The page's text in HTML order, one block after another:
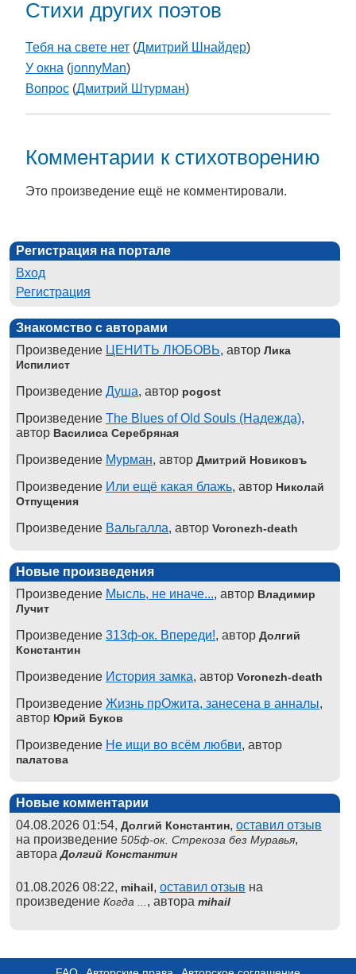
Стихи других поэтов
Тебя на свете нет (Дмитрий Шнайдер)
У окна (jonnyMan)
Вопрос (Дмитрий Штурман)
Комментарии к стихотворению
Это произведение ещё не комментировали.
Регистрация на портале
Вход
Регистрация
Знакомство с авторами
Произведение ЦЕНИТЬ ЛЮБОВЬ, автор Лика
Испилист
Произведение Душа, автор pogost
Произведение The Blues of Old Souls (Надежда),
автор Василиса Серебряная
Произведение Мурман, автор Дмитрий Новиковъ
Произведение Или ещё какая блажь, автор Николай
Отпущения
Произведение Вальгалла, автор Voronezh-death
Новые произведения
Произведение Мысль, не иначе..., автор Владимир
Лучит
Произведение 313ф-ок. Впереди!, автор Долгий
Константин
Произведение История замка, автор Voronezh-death
Произведение Жизнь прОжита, занесена в анналы,
автор Юрий Буков
Произведение Не ищи во всём любви, автор
палатова
Новые комментарии
04.08.2026 01:54, Долгий Константин, оставил отзыв
на произведение 505ф-ок. Стрекоза без Муравья,
автораДолгий Константин
01.08.2026 08:22, mihail, оставил отзыв на
произведение Когда ... , автора mihail